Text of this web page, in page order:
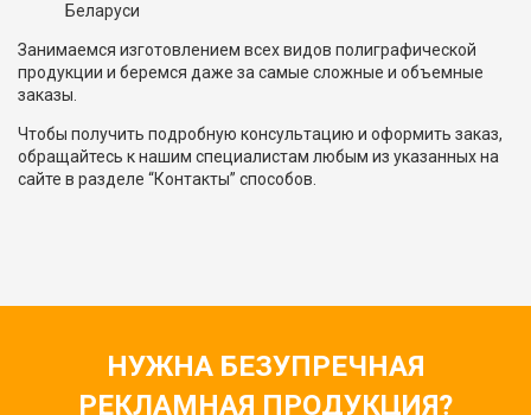
Беларуси
Занимаемся изготовлением всех видов полиграфической
продукции и беремся даже за самые сложные и объемные
заказы.
Чтобы получить подробную консультацию и оформить заказ,
обращайтесь к нашим специалистам любым из указанных на
сайте в разделе “Контакты” способов.
НУЖНА БЕЗУПРЕЧНАЯ
РЕКЛАМНАЯ ПРОДУКЦИЯ?